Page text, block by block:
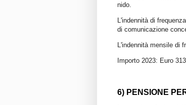
nido.
L'indennità di
di comunicazione
L'indennità mensile di
Importo 2023: Euro
6) PENSIONE